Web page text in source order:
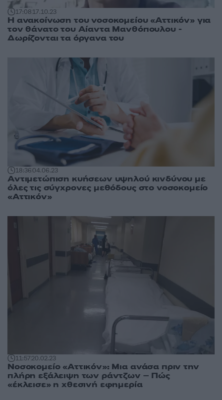
17:0817.10.23
Η ανακοίνωση του νοσοκομείου «Αττικόν» για
τον θάνατο του Αίαντα Μανθόπουλου -
Δωρίζονται τα όργανα του
18:3604.06.23
Αντιμετώπιση κυήσεων υψηλού κινδύνου με
όλες τις σύγχρονες μεθόδους στο νοσοκομείο
«Αττικόν»
11:5720.02.23
Νοσοκομείο «Αττικόν»: Μια ανάσα πριν την
πλήρη εξάλειψη των ράντζων – Πώς
«έκλεισε» η χθεσινή εφημερία